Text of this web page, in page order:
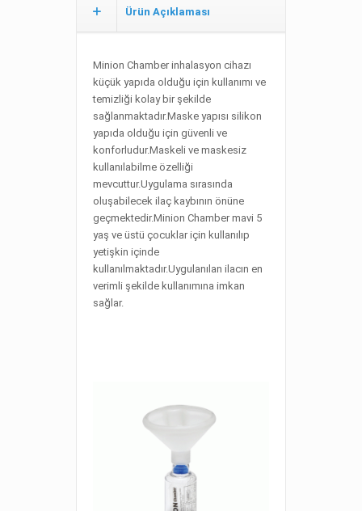
Ürün Açıklaması
Minion Chamber inhalasyon cihazı
küçük yapıda olduğu için kullanımı ve
temizliği kolay bir şekilde
sağlanmaktadır.Maske yapısı silikon
yapıda olduğu için güvenli ve
konforludur.Maskeli ve maskesiz
kullanılabilme özelliği
mevcuttur.Uygulama sırasında
oluşabilecek ilaç kaybının önüne
geçmektedir.Minion Chamber mavi 5
yaş ve üstü çocuklar için kullanılıp
yetişkin içinde
kullanılmaktadır.Uygulanılan ilacın en
verimli şekilde kullanımına imkan
sağlar.